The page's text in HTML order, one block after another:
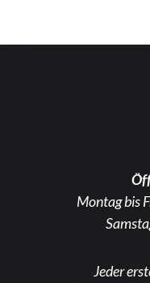
Montag bis
Jeder